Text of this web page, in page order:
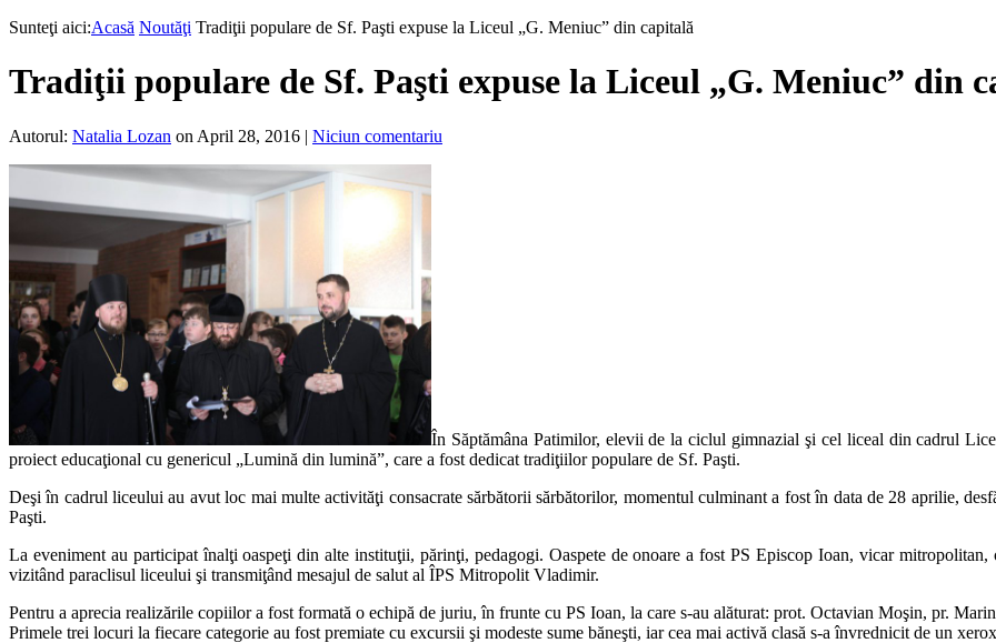
Sunteţi aici:Acasă Noutăţi Tradiţii populare de Sf. Paşti expuse la Liceul „G. Meniuc” din capitală
Tradiţii populare de Sf. Paşti expuse la Liceul „G. Meniuc” din
Autorul: Natalia Lozan on April 28, 2016 | Niciun comentariu
În Săptămâna Patimilor, elevii de la ciclul gimnazial şi cel liceal din cadrul
proiect educaţional cu genericul „Lumină din lumină”, care a fost dedicat tradiţiilor populare de Sf. Paşti.
Deşi în cadrul liceului au avut loc mai multe activităţi consacrate sărbătorii sărbătorilor, momentul culminant a fost în data de 28 aprilie,
Paşti.
La eveniment au participat înalţi oaspeţi din alte instituţii, părinţi, pedagogi. Oaspete de onoare a fost PS Episcop Ioan, vicar
vizitând paraclisul liceului şi transmiţând mesajul de salut al ÎPS Mitropolit Vladimir.
Pentru a aprecia realizările copiilor a fost formată o echipă de juriu, în frunte cu PS Ioan, la care s-au alăturat: prot. Octavian Moşin, pr.
Primele trei locuri la fiecare categorie au fost premiate cu excursii şi modeste sume băneşti, iar cea mai activă clasă s-a învrednicit de un